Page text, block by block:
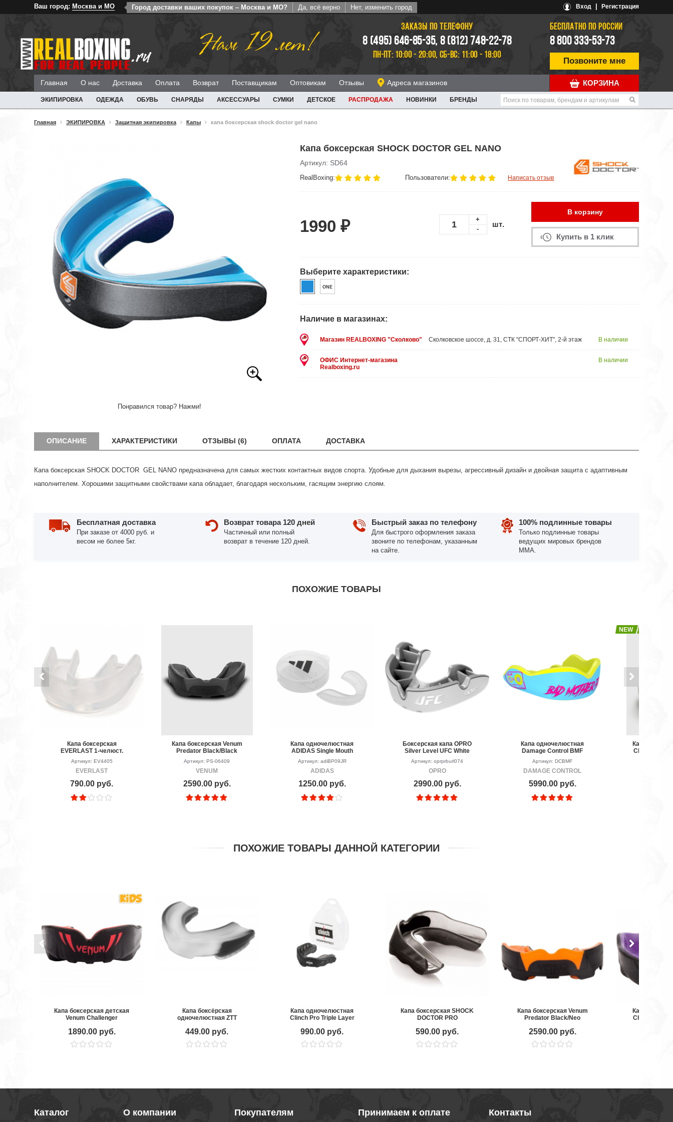
Ваш город: Москва и МО Город доставки ваших покупок – Москва и МО? Да, всё верно Нет, изменить город Вход Регистрация
Нам 19 лет! ЗАКАЗЫ ПО ТЕЛЕФОНУ
8 (495) 646-85-35, 8 (812) 748-22-78
ПН-ПТ: 10:00 - 20:00, СБ-ВС: 11:00 - 18:00
БЕСПЛАТНО ПО РОССИИ
8 800 333-53-73
Позвоните мне
КОРЗИНА
Главная О нас Доставка Оплата Возврат Поставщикам Оптовикам Отзывы Адреса магазинов
ЭКИПИРОВКА ОДЕЖДА ОБУВЬ СНАРЯДЫ АКСЕССУАРЫ СУМКИ ДЕТСКОЕ РАСПРОДАЖА НОВИНКИ БРЕНДЫ
Главная ЭКИПИРОВКА Защитная экипировка Капы капа боксерская shock doctor gel nano
Понравился товар? Нажми!
Капа боксерская SHOCK DOCTOR GEL NANO
Артикул: SD64
RealBoxing: Пользователи: Написать отзыв
1990 ₽
+
-
шт.
В корзину
Купить в 1 клик
Выберите характеристики:
ONE
Наличие в магазинах:
Магазин REALBOXING "Сколково" Сколковское шоссе, д. 31, СТК "СПОРТ-ХИТ", 2-й этаж В наличии
ОФИС Интернет-магазина
Realboxing.ru
В наличии
ОПИСАНИЕ ХАРАКТЕРИСТИКИ ОТЗЫВЫ (6) ОПЛАТА ДОСТАВКА
Капа боксерская SHOCK DOCTOR GEL NANO предназначена для самых жестких контактных видов спорта. Удобные для дыхания вырезы, агрессивный дизайн и двойная защита с адаптивным
наполнителем. Хорошими защитными свойствами капа обладает, благодаря нескольким, гасящим энергию слоям.
Бесплатная доставка
При заказе от 4000 руб. и
весом не более 5кг.
Возврат товара 120 дней
Частичный или полный
возврат в течение 120 дней.
Быстрый заказ по телефону
Для быстрого оформления заказа
звоните по телефонам, указанным
на сайте.
100% подлинные товары
Только подлинные товары
ведущих мировых брендов
ММА.
ПОХОЖИЕ ТОВАРЫ
Капа боксерская
EVERLAST 1-челюст.
Single
Артикул: EV4405
EVERLAST
790.00 руб.
Капа боксерская Venum
Predator Black/Black
Артикул: PS-06409
VENUM
2590.00 руб.
Капа одночелюстная
ADIDAS Single Mouth
Guard, детская
Артикул: adiBP09JR
ADIDAS
1250.00 руб.
Боксерская капа OPRO
Silver Level UFC White
Артикул: oprprburl074
OPRO
2990.00 руб.
Капа одночелюстная
Damage Control BMF
Артикул: DCBMF
DAMAGE CONTROL
5990.00 руб.
NEW
Капа
Challenger
ПОХОЖИЕ ТОВАРЫ ДАННОЙ КАТЕГОРИИ
Капа боксерская детская
Venum Challenger
1890.00 руб.
Капа боксёрская
одночелюстная ZTT
449.00 руб.
Капа одночелюстная
Clinch Pro Triple Layer
990.00 руб.
Капа боксерская SHOCK
DOCTOR PRO
590.00 руб.
Капа боксерская Venum
Predator Black/Neo
2590.00 руб.
Капа
Challenger
Каталог О компании Покупателям Принимаем к оплате Контакты